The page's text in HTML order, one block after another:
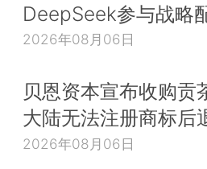
其他教育经费总投入分别
元、16397亿元、3454亿
2022年，全国幼儿园、普
职业学校、普通高等学校生
长，增幅分别为：7.3%、
DeepSeek参与战略
2026年08月06日
贝恩资本宣布收购贡
大陆无法注册商标后
2026年08月06日